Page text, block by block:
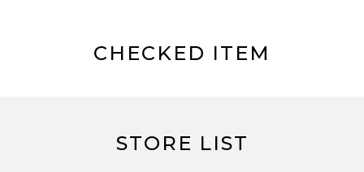
CHECKED ITEM
STORE LIST